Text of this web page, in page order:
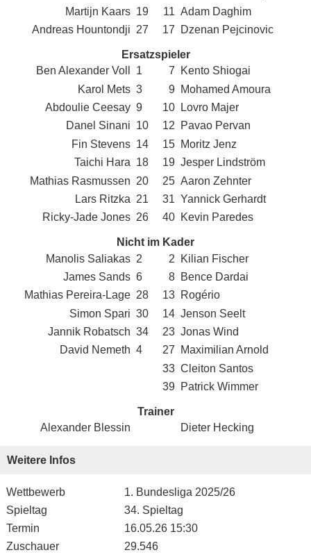
Martijn Kaars 19 11 Adam Daghim
Andreas Hountondji 27 17 Dzenan Pejcinovic
Ersatzspieler
Ben Alexander Voll
1 7
Kento Shiogai
Karol Mets 3 9 Mohamed Amoura
Abdoulie Ceesay 9 10
Lovro Majer
Danel Sinani 10 12
Pavao Pervan
Fin Stevens 14 15 Moritz Jenz
Taichi Hara 18 19 Jesper Lindström
Mathias Rasmussen 20 25 Aaron Zehnter
Lars Ritzka 21 31 Yannick Gerhardt
Ricky-Jade Jones 26 40 Kevin Paredes
Nicht im Kader
Manolis Saliakas 2 2
Kilian Fischer
James Sands 6 8 Bence Dardai
Mathias Pereira-Lage 28 13 Rogério
Simon Spari 30 14 Jenson Seelt
Jannik Robatsch 34 23 Jonas Wind
David Nemeth 4 27
Maximilian Arnold
33 Cleiton Santos
39 Patrick Wimmer
Trainer
Alexander Blessin
Dieter Hecking
Weitere Infos
Wettbewerb
1. Bundesliga 2025/26
Spieltag
34. Spieltag
Termin
16.05.26 15:30
Zuschauer
29.546